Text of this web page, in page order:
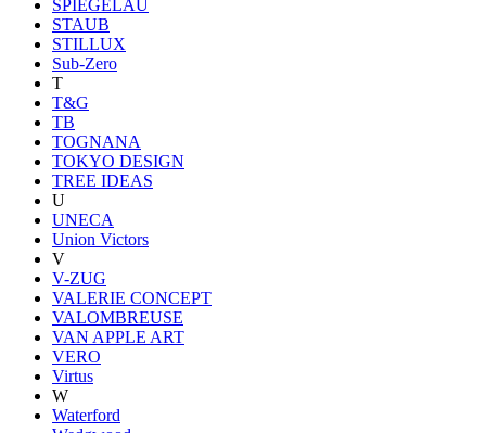
SPIEGELAU
STAUB
STILLUX
Sub-Zero
T
T&G
TB
TOGNANA
TOKYO DESIGN
TREE IDEAS
U
UNECA
Union Victors
V
V-ZUG
VALERIE CONCEPT
VALOMBREUSE
VAN APPLE ART
VERO
Virtus
W
Waterford